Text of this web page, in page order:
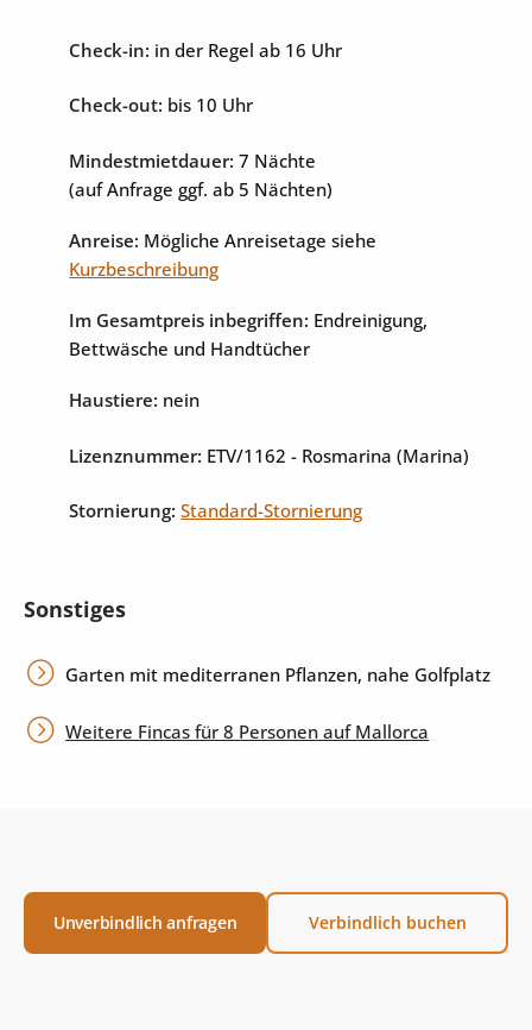
Unterhaltung
Internet
Check-in: in der Regel ab 16 Uhr
Check-out: bis 10 Uhr
Mindestmietdauer: 7 Nächte
(auf Anfrage ggf. ab 5 Nächten)
Anreise: Mögliche Anreisetage siehe
Kurzbeschreibung
Im Gesamtpreis inbegriffen: Endreinigung,
Bettwäsche und Handtücher
Haustiere: nein
Lizenznummer: ETV/1162 - Rosmarina (Marina)
Stornierung: Standard-Stornierung
Sonstiges
Garten mit mediterranen Pflanzen, nahe Golfplatz
Weitere Fincas für 8 Personen auf Mallorca
Unverbindlich anfragen Verbindlich buchen